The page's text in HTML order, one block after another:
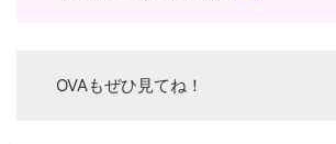
OVAもぜひ見てね！